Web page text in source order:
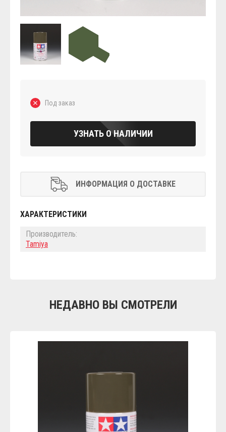
Под заказ
УЗНАТЬ О НАЛИЧИИ
ИНФОРМАЦИЯ О ДОСТАВКЕ
ХАРАКТЕРИСТИКИ
Производитель:
Tamiya
НЕДАВНО ВЫ СМОТРЕЛИ